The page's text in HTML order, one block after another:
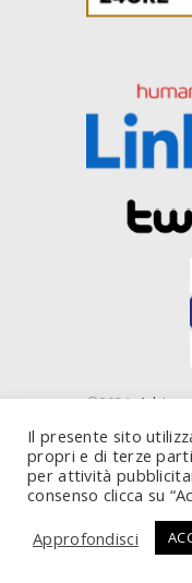
©2021
20124 Milano
Realizzato da
Il presente sito
propri e di terze
per attività
consenso clicca su
Approfondisci